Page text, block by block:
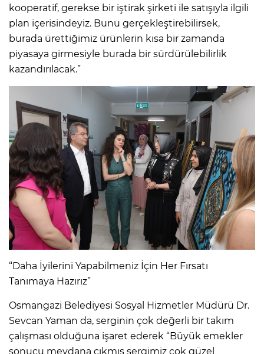
kooperatif, gerekse bir iştirak şirketi ile satışıyla ilgili
plan içerisindeyiz. Bunu gerçekleştirebilirsek,
burada ürettiğimiz ürünlerin kısa bir zamanda
piyasaya girmesiyle burada bir sürdürülebilirlik
kazandırılacak.”
“Daha İyilerini Yapabilmeniz İçin Her Fırsatı
Tanımaya Hazırız”
Osmangazi Belediyesi Sosyal Hizmetler Müdürü Dr.
Sevcan Yaman da, serginin çok değerli bir takım
çalışması olduğuna işaret ederek “Büyük emekler
sonucu meydana çıkmış sergimiz çok güzel